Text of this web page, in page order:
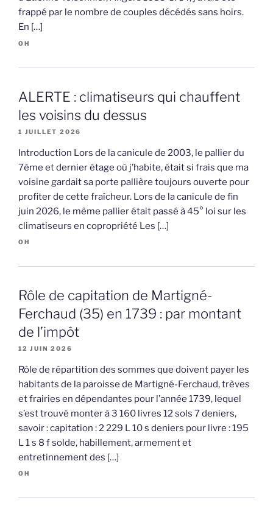
frappé par le nombre de couples décédés sans hoirs.
En […]
OH
ALERTE : climatiseurs qui chauffent
les voisins du dessus
1 JUILLET 2026
Introduction Lors de la canicule de 2003, le pallier du
7ème et dernier étage où j’habite, était si frais que ma
voisine gardait sa porte pallière toujours ouverte pour
profiter de cette fraîcheur. Lors de la canicule de fin
juin 2026, le même pallier était passé à 45° loi sur les
climatiseurs en copropriété Les […]
OH
Rôle de capitation de Martigné-
Ferchaud (35) en 1739 : par montant
de l’impôt
12 JUIN 2026
Rôle de répartition des sommes que doivent payer les
habitants de la paroisse de Martigné-Ferchaud, trèves
et frairies en dépendantes pour l’année 1739, lequel
s’est trouvé monter à 3 160 livres 12 sols 7 deniers,
savoir : capitation : 2 229 L 10 s deniers pour livre : 195
L 1 s 8 f solde, habillement, armement et
entretinnement des […]
OH